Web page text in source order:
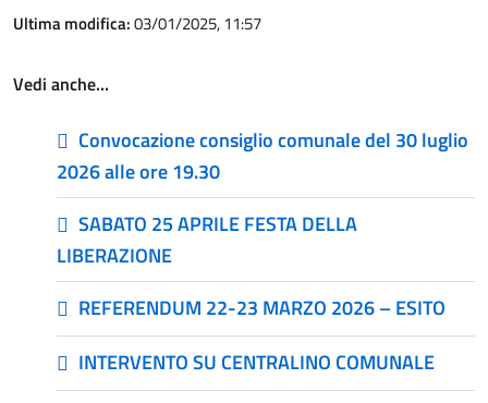
Ultima modifica:03/01/2025, 11:57
Vedi anche…
Convocazione consiglio comunale del 30 luglio
2026 alle ore 19.30
SABATO 25 APRILE FESTA DELLA
LIBERAZIONE
REFERENDUM 22-23 MARZO 2026 – ESITO
INTERVENTO SU CENTRALINO COMUNALE